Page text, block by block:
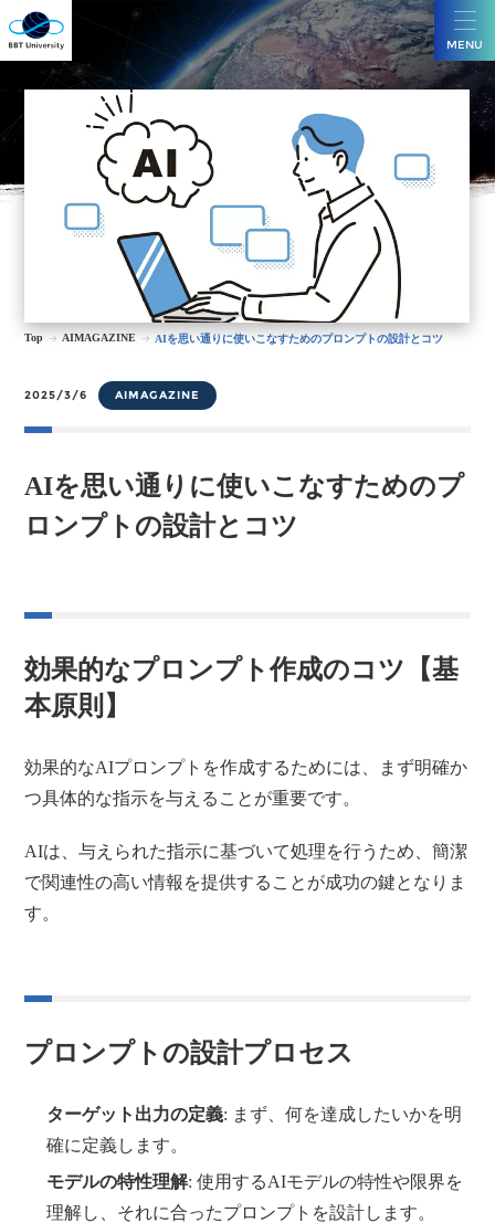
MENU
Top AIMAGAZINE AIを思い通りに使いこなすためのプロンプトの設計とコツ
2025/3/6 AIMAGAZINE
AIを思い通りに使いこなすためのプ
ロンプトの設計とコツ
効果的なプロンプト作成のコツ【基
本原則】
効果的なAIプロンプトを作成するためには、まず明確か
つ具体的な指示を与えることが重要です。
AIは、与えられた指示に基づいて処理を行うため、簡潔
で関連性の高い情報を提供することが成功の鍵となりま
す。
プロンプトの設計プロセス
ターゲット出力の定義: まず、何を達成したいかを明
確に定義します。
モデルの特性理解: 使用するAIモデルの特性や限界を
理解し、それに合ったプロンプトを設計します。